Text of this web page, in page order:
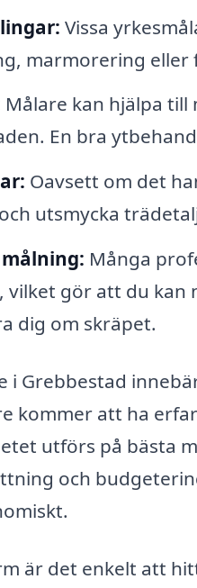
Vissa
marmorering
Målare kan hjälpa
En bra
Oavsett om det
utsmycka
Många
vilket gör att du
dig om skräpet.
i Grebbestad
kommer att ha
utförs på bästa
och
är det enkelt att